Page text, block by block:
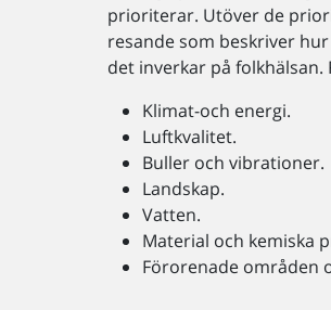
prioriterar. Utöver de
resande som beskriver
det inverkar på
Klimat-och energi.
Luftkvalitet.
Buller och vibrationer.
Landskap.
Vatten.
Material och kemiska
Förorenade områden